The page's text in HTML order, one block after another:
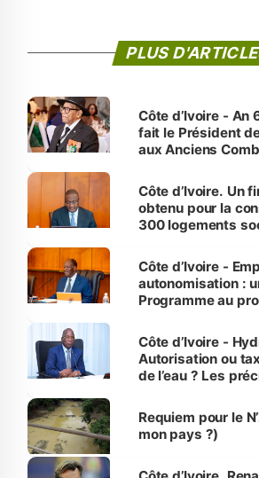
PLUS
Côte d’Ivoire - An
fait le Président
aux Anciens
Côte d’Ivoire. Un
obtenu pour la
300 logements
et Yamoussoukro
Côte d’Ivoire -
autonomisation :
Programme au
Côte d’Ivoire -
Autorisation ou
de l’eau ? Les
Requiem pour le
mon pays ?)